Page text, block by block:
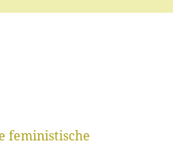
feministische
Mitglieder